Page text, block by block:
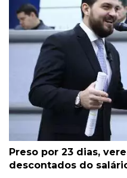
Preso por 23 dias,
descontados do